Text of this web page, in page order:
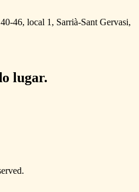
46, local 1, Sarrià-Sant Gervasi,
lugar.